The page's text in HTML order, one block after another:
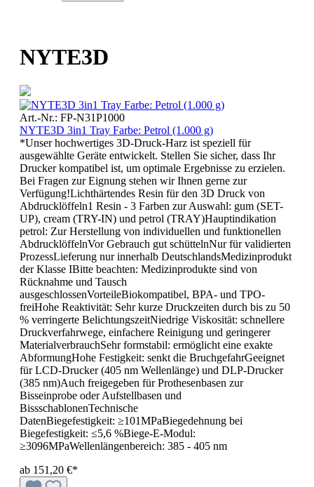
NYTE3D
Art.-Nr.: FP-N31P1000
NYTE3D 3in1 Tray Farbe: Petrol (1.000 g)
*Unser hochwertiges 3D-Druck-Harz ist speziell für
ausgewählte Geräte entwickelt. Stellen Sie sicher, dass Ihr
Drucker kompatibel ist, um optimale Ergebnisse zu erzielen.
Bei Fragen zur Eignung stehen wir Ihnen gerne zur
Verfügung!Lichthärtendes Resin für den 3D Druck von
Abdrucklöffeln1 Resin - 3 Farben zur Auswahl: gum (SET-
UP), cream (TRY-IN) und petrol (TRAY)Hauptindikation
petrol: Zur Herstellung von individuellen und funktionellen
AbdrucklöffelnVor Gebrauch gut schüttelnNur für validierten
ProzessLieferung nur innerhalb DeutschlandsMedizinprodukt
der Klasse IBitte beachten: Medizinprodukte sind von
Rücknahme und Tausch
ausgeschlossenVorteileBiokompatibel, BPA- und TPO-
freiHohe Reaktivität: Sehr kurze Druckzeiten durch bis zu 50
% verringerte BelichtungszeitNiedrige Viskosität: schnellere
Druckverfahrwege, einfachere Reinigung und geringerer
MaterialverbrauchSehr formstabil: ermöglicht eine exakte
AbformungHohe Festigkeit: senkt die BruchgefahrGeeignet
für LCD-Drucker (405 nm Wellenlänge) und DLP-Drucker
(385 nm)Auch freigegeben für Prothesenbasen zur
Bisseinprobe oder Aufstellbasen und
BissschablonenTechnische
DatenBiegefestigkeit: ≥101MPaBiegedehnung bei
Biegefestigkeit: ≤5,6 %Biege-E-Modul:
≥3096MPaWellenlängenbereich: 385 - 405 nm
ab 151,20 €*